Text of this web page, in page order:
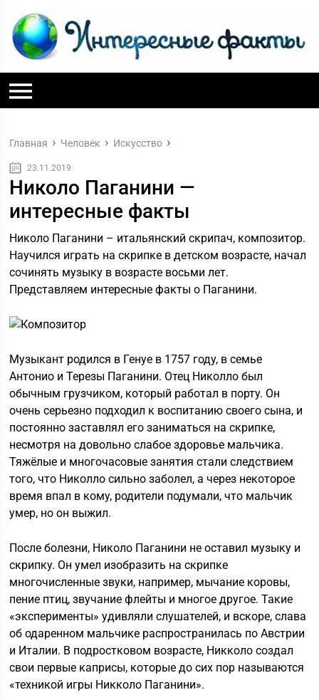
Главная Человек Искусство
23.11.2019
Николо Паганини —
интересные факты
Николо Паганини – итальянский скрипач, композитор.
Научился играть на скрипке в детском возрасте, начал
сочинять музыку в возрасте восьми лет.
Представляем интересные факты о Паганини.
Музыкант родился в Генуе в 1757 году, в семье
Антонио и Терезы Паганини. Отец Николло был
обычным грузчиком, который работал в порту. Он
очень серьезно подходил к воспитанию своего сына, и
постоянно заставлял его заниматься на скрипке,
несмотря на довольно слабое здоровье мальчика.
Тяжёлые и многочасовые занятия стали следствием
того, что Николло сильно заболел, а через некоторое
время впал в кому, родители подумали, что мальчик
умер, но он выжил.
После болезни, Николо Паганини не оставил музыку и
скрипку. Он умел изобразить на скрипке
многочисленные звуки, например, мычание коровы,
пение птиц, звучание флейты и многое другое. Такие
«эксперименты» удивляли слушателей, и вскоре, слава
об одаренном мальчике распространилась по Австрии
и Италии. В подростковом возрасте, Никколо создал
свои первые каприсы, которые до сих пор называются
«техникой игры Никколо Паганини».